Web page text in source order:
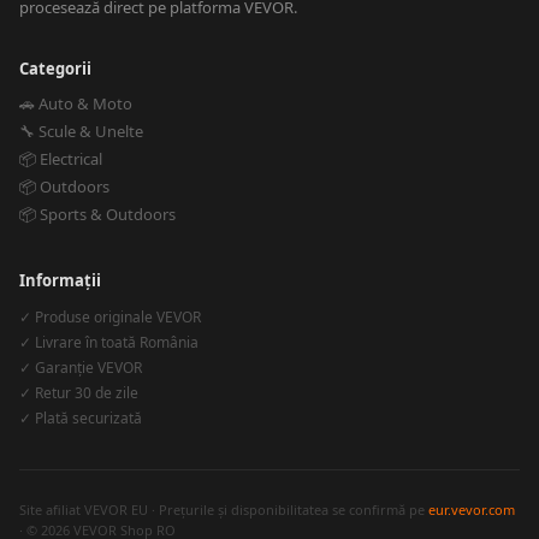
procesează direct pe platforma VEVOR.
Categorii
🚗 Auto & Moto
🔧 Scule & Unelte
📦 Electrical
📦 Outdoors
📦 Sports & Outdoors
Informații
✓ Produse originale VEVOR
✓ Livrare în toată România
✓ Garanție VEVOR
✓ Retur 30 de zile
✓ Plată securizată
Site afiliat VEVOR EU · Prețurile și disponibilitatea se confirmă pe eur.vevor.com
· © 2026 VEVOR Shop RO